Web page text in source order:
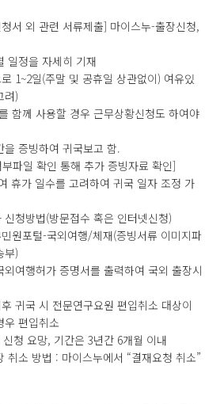
서 외 관련 서류제출] 마이스누-출장신청,
일정을 자세히 기재
1~2일(주말 및 공휴일 상관없이) 여유있
려)
함께 사용할 경우 근무상황신청도 하여야
증빙하여 귀국보고 함.
파일 확인 통해 추가 증빙자료 확인]
휴가 일수를 고려하여 귀국 일자 조정 가
청방법(방문접수 혹은 인터넷신청)
원포털-국외여행/체재(증빙서류 이미지파
부)
여행허가 증명서를 출력하여 국외 출장시
귀국 시 전문연구요원 편입취소 대상이
우 편입취소
청 요망, 기간은 3년간 6개월 이내
취소 방법 : 마이스누에서 “결재요청 취소”